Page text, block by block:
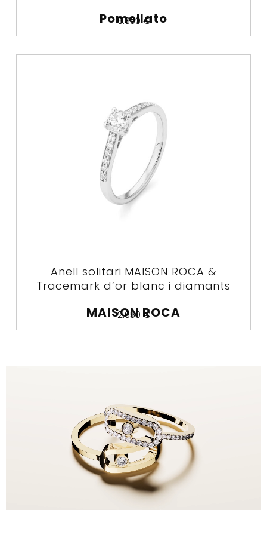
Pomellato
6.300€
Anell solitari MAISON ROCA &
Tracemark d’or blanc i diamants
MAISON ROCA
2.650 €